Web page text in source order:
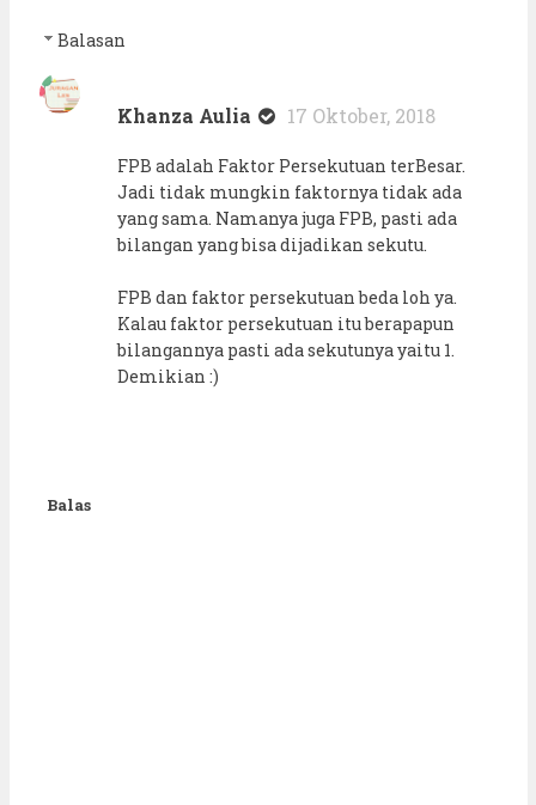
Balasan
Khanza Aulia 17 Oktober, 2018
FPB adalah Faktor Persekutuan terBesar.
Jadi tidak mungkin faktornya tidak ada
yang sama. Namanya juga FPB, pasti ada
bilangan yang bisa dijadikan sekutu.
FPB dan faktor persekutuan beda loh ya.
Kalau faktor persekutuan itu berapapun
bilangannya pasti ada sekutunya yaitu 1.
Demikian :)
Balas